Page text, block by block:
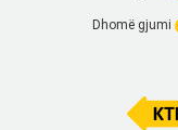
Dhomë gjumi